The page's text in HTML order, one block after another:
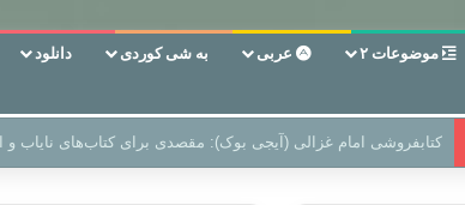
موضوعات ۲ عربی به شی کوردی دانلود
سر دفتر فساد در زمین‌، دوری وکناره‌گیری از راه خداست‌!